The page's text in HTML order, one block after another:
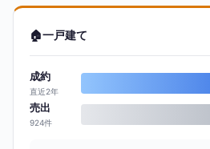
🏠一戸建て
成約
直近2年
売出
924件